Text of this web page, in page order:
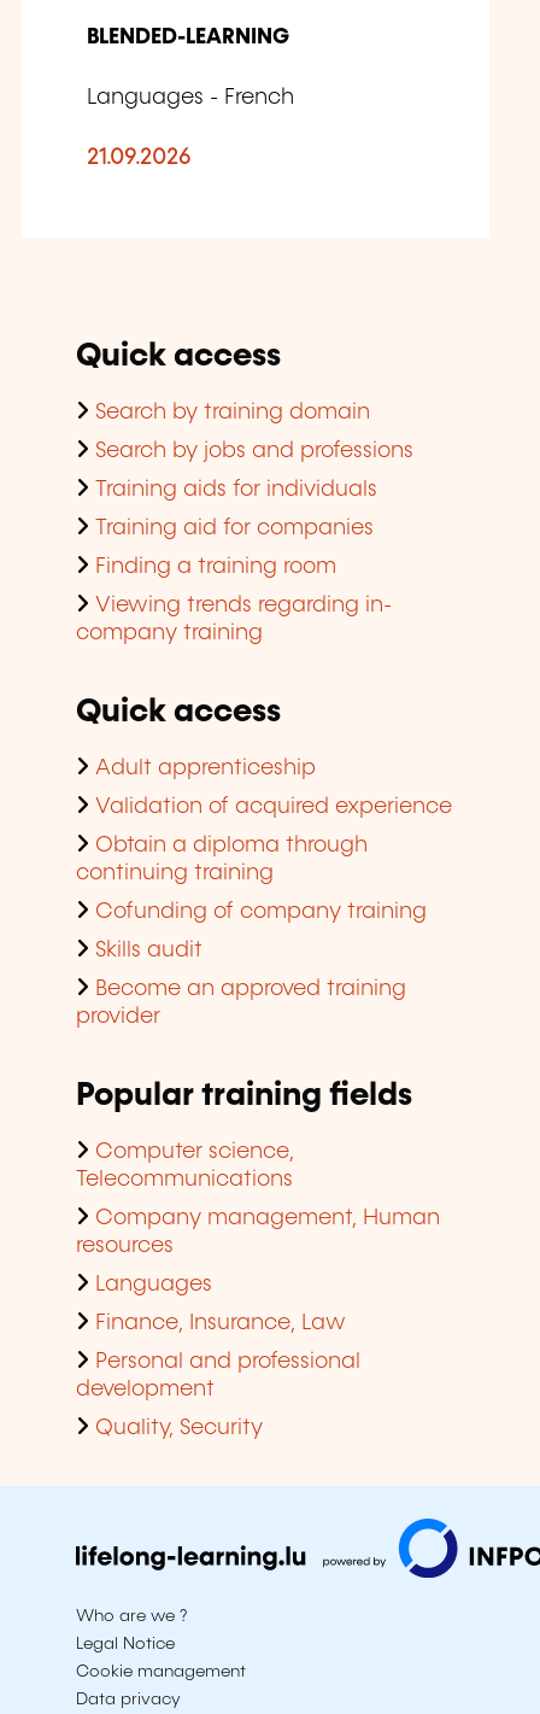
BLENDED-LEARNING
Languages - French
21.09.2026
Quick access
Search by training domain
Search by jobs and professions
Training aids for individuals
Training aid for companies
Finding a training room
Viewing trends regarding in-
company training
Quick access
Adult apprenticeship
Validation of acquired experience
Obtain a diploma through
continuing training
Cofunding of company training
Skills audit
Become an approved training
provider
Popular training fields
Computer science,
Telecommunications
Company management, Human
resources
Languages
Finance, Insurance, Law
Personal and professional
development
Quality, Security
Who are we ?
Legal Notice
Cookie management
Data privacy